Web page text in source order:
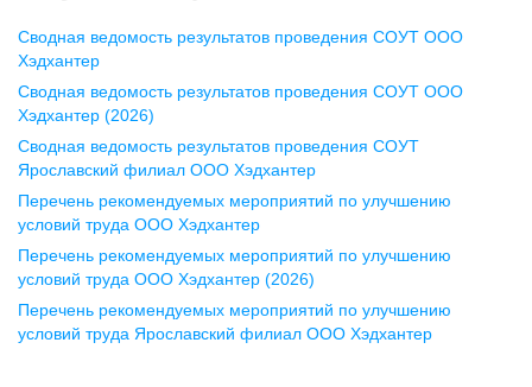
Воронеж
ул. Комиссаржевской, д. 10,
офис 1212
+7 473 280-05-05
pr@vrn.hh.ru
ул. Спартаковская, д. 2А, этаж 3,
помещение 15
+7 843 212-12-50
Сводная ведомость результатов проведения СОУТ ООО
Хэдхантер
Сводная ведомость результатов проведения СОУТ ООО
Хэдхантер (2026)
Сводная ведомость результатов проведения СОУТ
Ярославский филиал ООО Хэдхантер
Перечень рекомендуемых мероприятий по улучшению
условий труда ООО Хэдхантер
Перечень рекомендуемых мероприятий по улучшению
условий труда ООО Хэдхантер (2026)
Перечень рекомендуемых мероприятий по улучшению
условий труда Ярославский филиал ООО Хэдхантер